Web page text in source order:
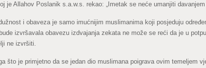
je Allahov Poslanik s.a.w.s. rekao: „Imetak se neće umanjiti
i obaveza je samo imućnijim muslimanima koji posjeduju
izvršavala obavezu izdvajanja zekata ne može se reći da je u
ne izvršiti.
što je primjetno da se jedan dio muslimana poigrava ovim temeljem